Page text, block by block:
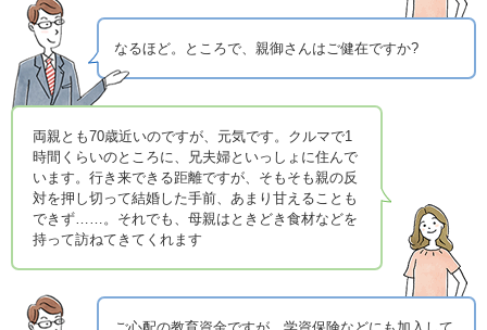
なるほど。ところで、親御さんはご健在ですか?
両親とも70歳近いのですが、元気です。クルマで1
時間くらいのところに、兄夫婦といっしょに住んで
います。行き来できる距離ですが、そもそも親の反
対を押し切って結婚した手前、あまり甘えることも
できず……。それでも、母親はときどき食材などを
持って訪ねてきてくれます